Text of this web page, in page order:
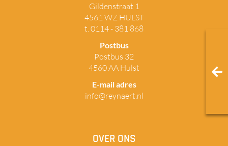
Gildenstraat 1
4561 WZ HULST
t. 0114 - 381 868
Postbus
Postbus 32
4560 AA Hulst
E-mail adres
info@reynaert.nl
OVER ONS